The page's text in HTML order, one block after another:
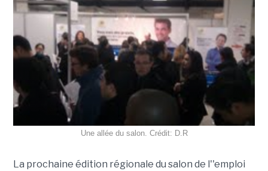
Une allée du salon. Crédit: D.R
La prochaine édition régionale du salon de l''emploi